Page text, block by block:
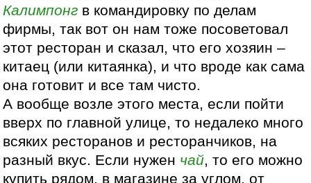
Калимпонг в командировку по делам
фирмы, так вот он нам тоже посоветовал
этот ресторан и сказал, что его хозяин –
китаец (или китаянка), и что вроде как сама
она готовит и все там чисто.
А вообще возле этого места, если пойти
вверх по главной улице, то недалеко много
всяких ресторанов и ресторанчиков, на
разный вкус. Если нужен чай, то его можно
купить рядом, в магазине за углом, от